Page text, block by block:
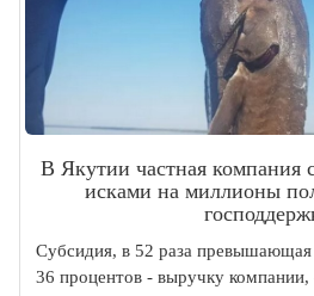
В Якутии частная компания
исками на миллионы
Субсидия, в 52 раза
36 процентов - выручку компании,